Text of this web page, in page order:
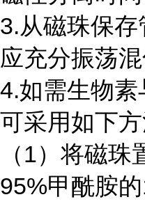
3.从磁珠保
应充分振荡混
4.如需生物素
可采用如下方
（1）将磁
95%甲酰胺